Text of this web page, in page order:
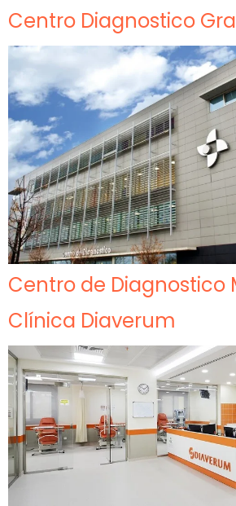
Centro Diagnostico
Centro de Diagnostico
Clínica Diaverum